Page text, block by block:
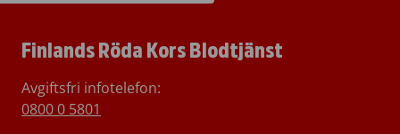
Finlands Röda Kors Blodtjänst
Avgiftsfri infotelefon:
0800 0 5801